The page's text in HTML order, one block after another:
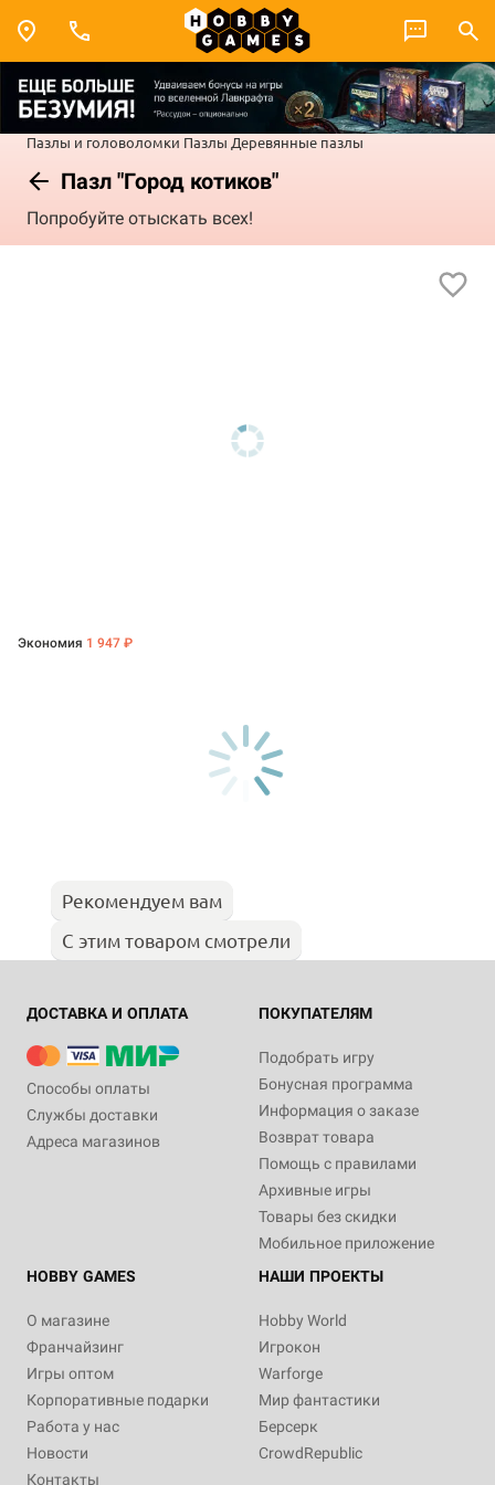
Пазлы и головоломки Пазлы Деревянные пазлы
Пазл "Город котиков"
Попробуйте отыскать всех!
Экономия 1 947 ₽
Рекомендуем вам
С этим товаром смотрели
ДОСТАВКА И ОПЛАТА
Способы оплаты
Службы доставки
Адреса магазинов
ПОКУПАТЕЛЯМ
Подобрать игру
Бонусная программа
Информация о заказе
Возврат товара
Помощь с правилами
Архивные игры
Товары без скидки
Мобильное приложение
HOBBY GAMES
О магазине
Франчайзинг
Игры оптом
Корпоративные подарки
Работа у нас
Новости
Контакты
НАШИ ПРОЕКТЫ
Hobby World
Игрокон
Warforge
Мир фантастики
Берсерк
CrowdRepublic